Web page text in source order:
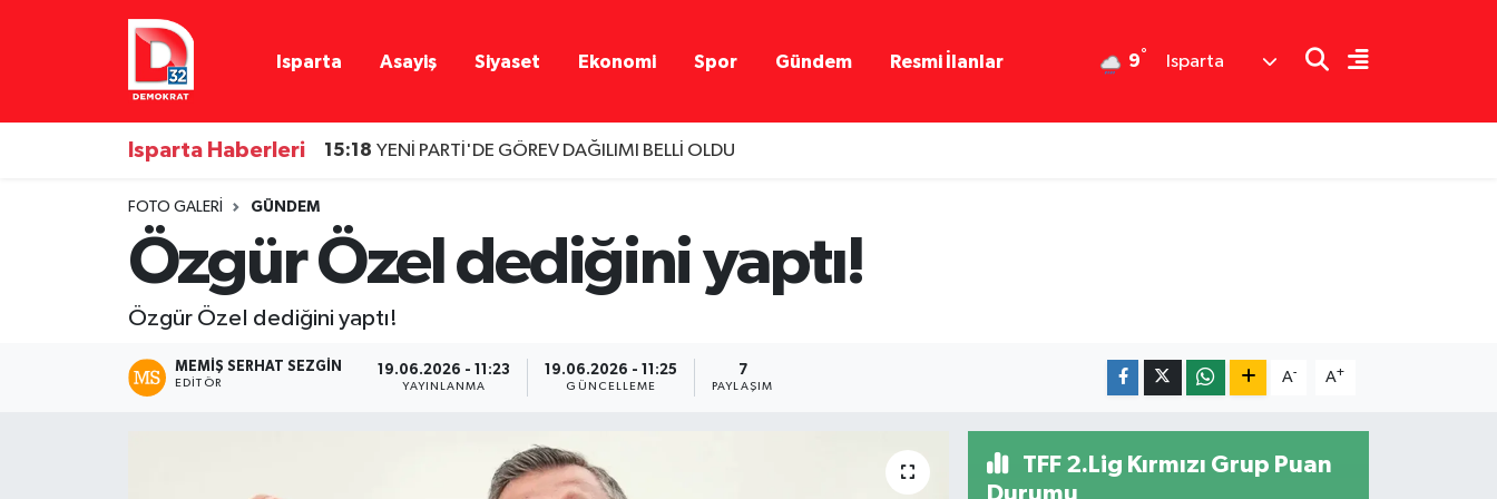
Isparta Asayiş Siyaset Ekonomi Spor Gündem Resmi İlanlar 9° Isparta
Isparta Haberleri 15:18 YENİ PARTİ'DE GÖREV DAĞILIMI BELLİ OLDU
FOTO GALERI GÜNDEM
Özgür Özel dediğini yaptı!
Özgür Özel dediğini yaptı!
MEMIŞ SERHAT SEZGIN
EDITÖR
19.06.2026 - 11:23
YAYINLANMA
19.06.2026 - 11:25
GÜNCELLEME
7
PAYLAŞIM
A- A+
TFF 2.Lig Kırmızı Grup Puan
Durumu
Isparta Nöbetçi Eczaneler
Isparta Hava Durumu
Isparta Namaz Vakitleri
Isparta Trafik Yoğunluk Haritası
Süper Lig Puan Durumu ve Fikstür
Tüm Manşetler